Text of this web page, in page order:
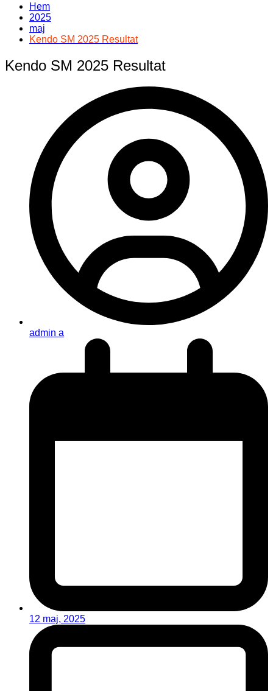
Hem
2025
maj
Kendo SM 2025 Resultat
Kendo SM 2025 Resultat
admin a
12 maj, 2025